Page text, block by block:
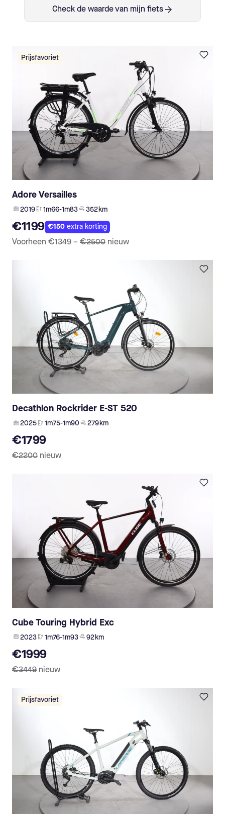
Check de waarde van mijn fiets
Prijsfavoriet
Adore Versailles
2019 1m66-1m83 352 km
€1199 €150extra korting
Voorheen €1349 – €2500 nieuw
Decathlon Rockrider E-ST 520
2025 1m75-1m90 279 km
€1799
€2200 nieuw
Cube Touring Hybrid Exc
2023 1m76-1m93 92 km
€1999
€3449 nieuw
Prijsfavoriet